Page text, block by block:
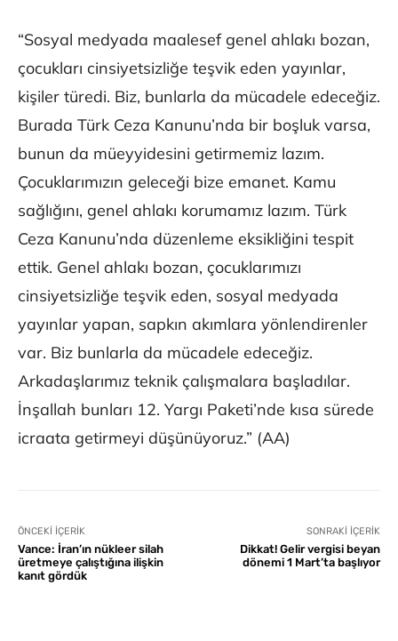
“Sosyal medyada maalesef genel ahlakı bozan,
çocukları cinsiyetsizliğe teşvik eden yayınlar,
kişiler türedi. Biz, bunlarla da mücadele edeceğiz.
Burada Türk Ceza Kanunu’nda bir boşluk varsa,
bunun da müeyyidesini getirmemiz lazım.
Çocuklarımızın geleceği bize emanet. Kamu
sağlığını, genel ahlakı korumamız lazım. Türk
Ceza Kanunu’nda düzenleme eksikliğini tespit
ettik. Genel ahlakı bozan, çocuklarımızı
cinsiyetsizliğe teşvik eden, sosyal medyada
yayınlar yapan, sapkın akımlara yönlendirenler
var. Biz bunlarla da mücadele edeceğiz.
Arkadaşlarımız teknik çalışmalara başladılar.
İnşallah bunları 12. Yargı Paketi’nde kısa sürede
icraata getirmeyi düşünüyoruz.” (AA)
ÖNCEKI İÇERIK
Vance: İran’ın nükleer silah
üretmeye çalıştığına ilişkin
kanıt gördük
SONRAKI İÇERIK
Dikkat! Gelir vergisi beyan
dönemi 1 Mart’ta başlıyor